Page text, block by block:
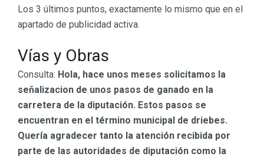
Los 3 últimos puntos, exactamente lo mismo que en el
apartado de publicidad activa.
Vías y Obras
Consulta: Hola, hace unos meses solicitamos la
seňalizacion de unos pasos de ganado en la
carretera de la diputación. Estos pasos se
encuentran en el término municipal de driebes.
Quería agradecer tanto la atención recibida por
parte de las autoridades de diputación como la